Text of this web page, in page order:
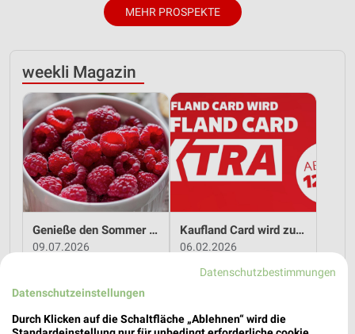
MEHR PROSPEKTE
weekli Magazin
Genieße den Sommer mit Kaufland!
09.07.2026
Kaufland Card wird zu Kaufland Card XTRA!
06.02.2026
Datenschutzbestimmungen
Datenschutzeinstellungen
Durch Klicken auf die Schaltfläche „Ablehnen“ wird die